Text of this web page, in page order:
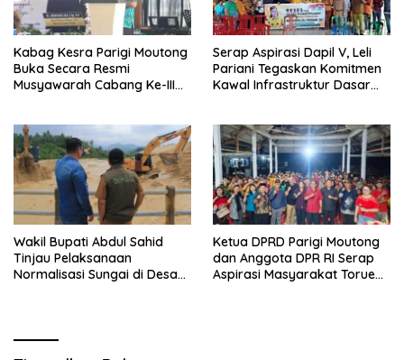
Kabag Kesra Parigi Moutong
Buka Secara Resmi
Musyawarah Cabang Ke-III
Serap Aspirasi Dapil V, Leli
Pariani Tegaskan Komitmen
Kawal Infrastruktur Dasar
Wakil Bupati Abdul Sahid
Tinjau Pelaksanaan
Normalisasi Sungai di Desa
Ketua DPRD Parigi Moutong
dan Anggota DPR RI Serap
Aspirasi Masyarakat Torue